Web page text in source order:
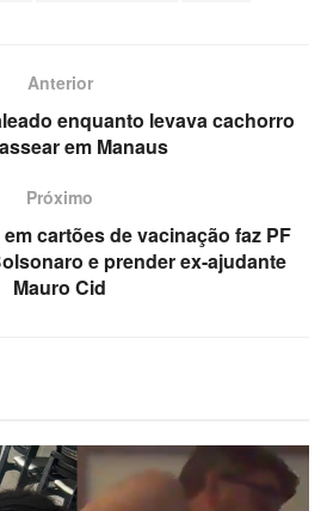
Anterior
enquanto levava cachorro
em Manaus
Próximo
cartões de vacinação faz PF
e prender ex-ajudante
Mauro Cid